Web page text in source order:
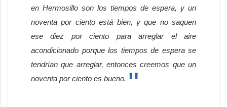
en Hermosillo son los tiempos de espera, y un
noventa por ciento está bien, y que no saquen
ese diez por ciento para arreglar el aire
acondicionado porque los tiempos de espera se
tendrían que arreglar, entonces creemos que un
noventa por ciento es bueno.